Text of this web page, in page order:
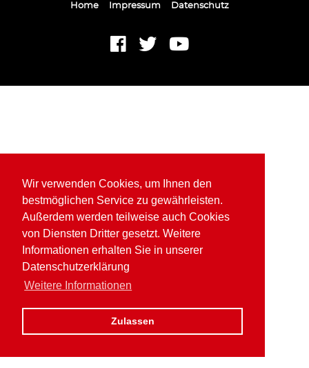
Wir verwenden Cookies, um Ihnen den
bestmöglichen Service zu gewährleisten.
Außerdem werden teilweise auch Cookies
von Diensten Dritter gesetzt. Weitere
Informationen erhalten Sie in unserer
Datenschutzerklärung
Weitere Informationen
Zulassen
Home Impressum Datenschutz